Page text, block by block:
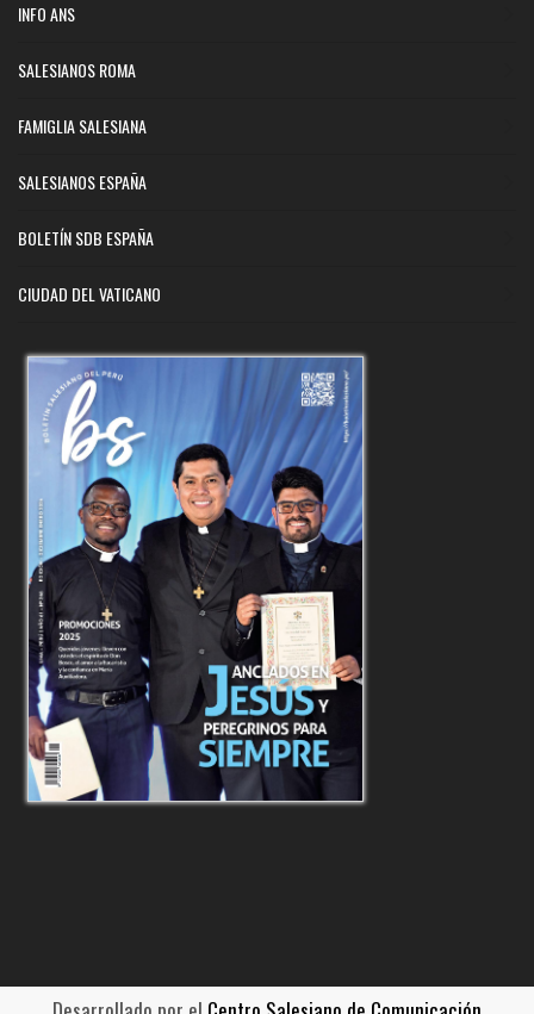
INFO ANS
SALESIANOS ROMA
FAMIGLIA SALESIANA
SALESIANOS ESPAÑA
BOLETÍN SDB ESPAÑA
CIUDAD DEL VATICANO